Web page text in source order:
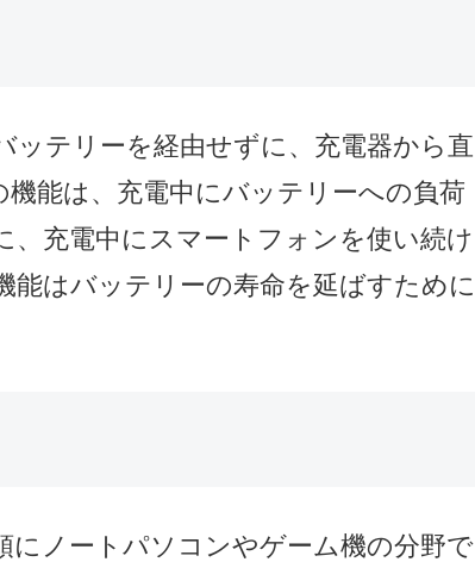
テリーを経由せずに、充電器から直
能は、充電中にバッテリーへの負荷
充電中にスマートフォンを使い続け
はバッテリーの寿命を延ばすために
にノートパソコンやゲーム機の分野で